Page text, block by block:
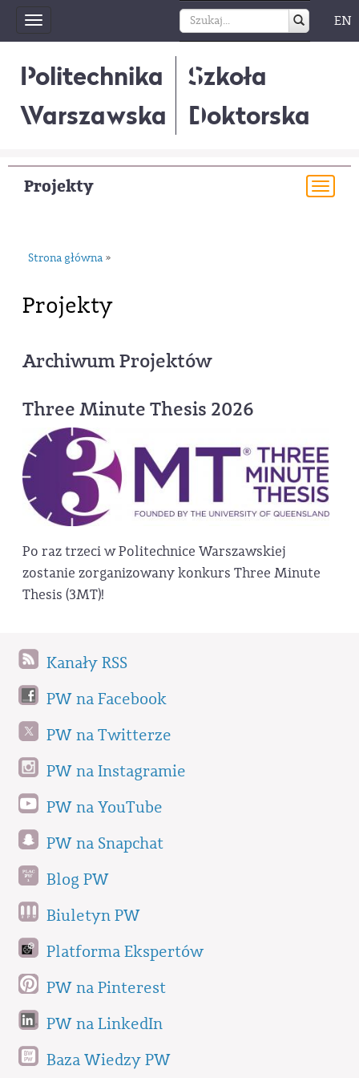
Toggle
navigation
EN
Politechnika
Warszawska
Szkoła
Doktorska
Projekty
Strona główna »
Projekty
Archiwum Projektów
Three Minute Thesis 2026
Po raz trzeci w Politechnice Warszawskiej
zostanie zorganizowany konkurs Three Minute
Thesis (3MT)!
Kanały RSS
PW na Facebook
PW na Twitterze
PW na Instagramie
PW na YouTube
PW na Snapchat
Blog PW
Biuletyn PW
Platforma Ekspertów
PW na Pinterest
PW na LinkedIn
Baza Wiedzy PW